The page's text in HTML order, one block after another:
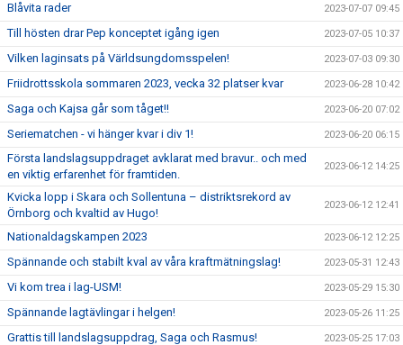
Blåvita rader 2023-07-07 09:45
Till hösten drar Pep konceptet igång igen 2023-07-05 10:37
Vilken laginsats på Världsungdomsspelen! 2023-07-03 09:30
Friidrottsskola sommaren 2023, vecka 32 platser kvar 2023-06-28 10:42
Saga och Kajsa går som tåget!! 2023-06-20 07:02
Seriematchen - vi hänger kvar i div 1! 2023-06-20 06:15
Första landslagsuppdraget avklarat med bravur.. och med
en viktig erfarenhet för framtiden.
2023-06-12 14:25
Kvicka lopp i Skara och Sollentuna – distriktsrekord av
Örnborg och kvaltid av Hugo!
2023-06-12 12:41
Nationaldagskampen 2023 2023-06-12 12:25
Spännande och stabilt kval av våra kraftmätningslag! 2023-05-31 12:43
Vi kom trea i lag-USM! 2023-05-29 15:30
Spännande lagtävlingar i helgen! 2023-05-26 11:25
Grattis till landslagsuppdrag, Saga och Rasmus! 2023-05-25 17:03